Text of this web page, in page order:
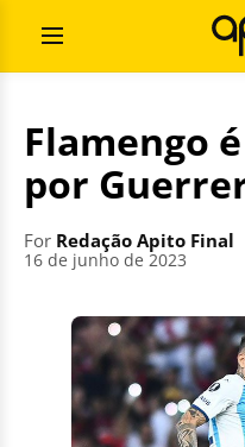
contentOpen
Menu
for:
Flamengo
por
For Redação Apito Final
16 de junho de 2023